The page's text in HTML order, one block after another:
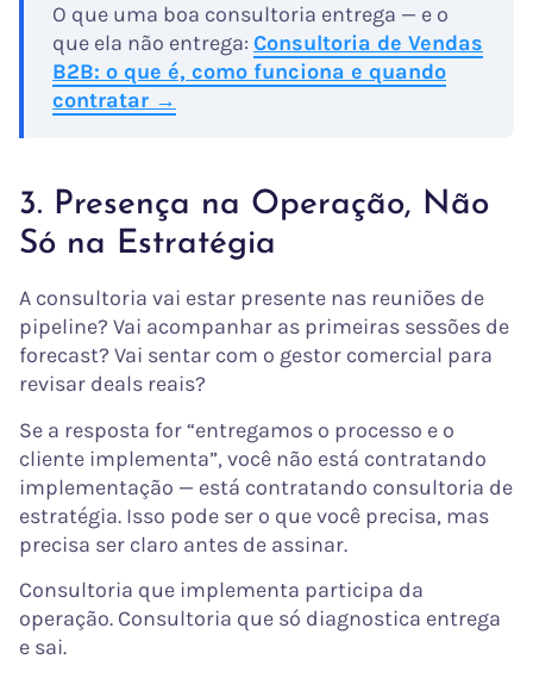
O que uma boa consultoria entrega — e o
que ela não entrega: Consultoria de Vendas
B2B: o que é, como funciona e quando
contratar →
3. Presença na Operação, Não
Só na Estratégia
A consultoria vai estar presente nas reuniões de
pipeline? Vai acompanhar as primeiras sessões de
forecast? Vai sentar com o gestor comercial para
revisar deals reais?
Se a resposta for “entregamos o processo e o
cliente implementa”, você não está contratando
implementação — está contratando consultoria de
estratégia. Isso pode ser o que você precisa, mas
precisa ser claro antes de assinar.
Consultoria que implementa participa da
operação. Consultoria que só diagnostica entrega
e sai.